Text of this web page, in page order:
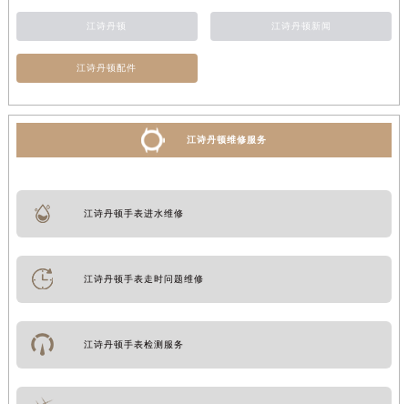
江诗丹顿 江诗丹顿新闻
江诗丹顿配件
江诗丹顿维修服务
江诗丹顿手表进水维修
江诗丹顿手表走时问题维修
江诗丹顿手表检测服务